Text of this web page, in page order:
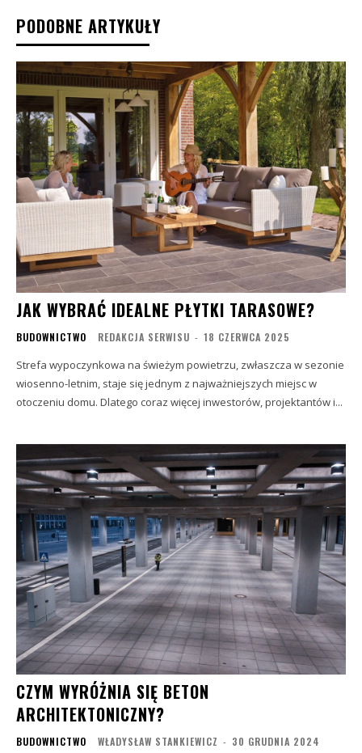
PODOBNE ARTYKUŁY
JAK WYBRAĆ IDEALNE PŁYTKI TARASOWE?
BUDOWNICTWO REDAKCJA SERWISU - 18 CZERWCA 2025
Strefa wypoczynkowa na świeżym powietrzu, zwłaszcza w sezonie
wiosenno-letnim, staje się jednym z najważniejszych miejsc w
otoczeniu domu. Dlatego coraz więcej inwestorów, projektantów i...
CZYM WYRÓŻNIA SIĘ BETON
ARCHITEKTONICZNY?
BUDOWNICTWO WŁADYSŁAW STANKIEWICZ - 30 GRUDNIA 2024